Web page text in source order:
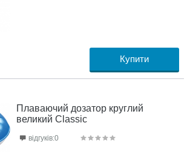
Купити
Плаваючий дозатор круглий
великий Classic
відгуків:0